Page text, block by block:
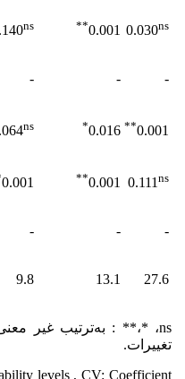
0.030ns
0.001
**
ns
-
-
-
0.001
**
0.016
*
ns
0.111 ns
0.001
**
0.001
-
-
-
27.6
13.1
9.8
تغییرات.
levels , CV: Coefficient